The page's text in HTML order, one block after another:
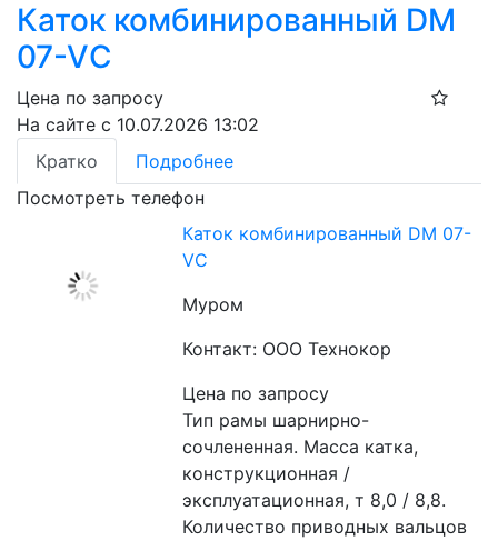
Каток комбинированный DM
07-VС
Цена по запросу
На сайте с 10.07.2026 13:02
Кратко
Подробнее
Посмотреть телефон
Каток комбинированный DM 07-
VС
Муром
Контакт: ООО Технокор
Цена по запросу
Тип рамы шарнирно-
сочлененная. Масса катка,
конструкционная /
эксплуатационная, т 8,0 / 8,8.
Количество приводных вальцов